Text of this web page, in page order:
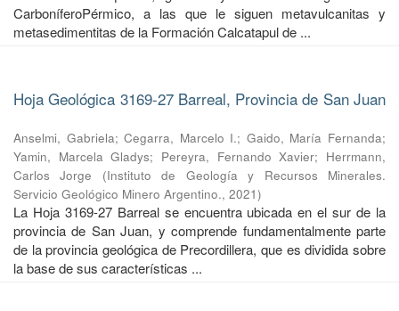
CarboníferoPérmico, a las que le siguen metavulcanitas y
metasedimentitas de la Formación Calcatapul de ...
Hoja Geológica 3169-27 Barreal, Provincia de San Juan
Anselmi, Gabriela;Cegarra, Marcelo I.; Gaido, María Fernanda;
Yamin, Marcela Gladys; Pereyra, Fernando Xavier; Herrmann,
Carlos Jorge
(Instituto de Geología y Recursos Minerales.
Servicio Geológico Minero Argentino., 2021)
La Hoja 3169-27 Barreal se encuentra ubicada en el sur de la
provincia de San Juan, y comprende fundamentalmente parte
de la provincia geológica de Precordillera, que es dividida sobre
la base de sus características ...